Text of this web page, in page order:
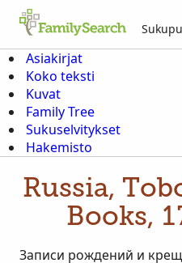
Asiakirjat
Koko teksti
Kuvat
Family Tree
Sukuselvitykset
Hakemisto
Russia,
Books,
Записи рождений и